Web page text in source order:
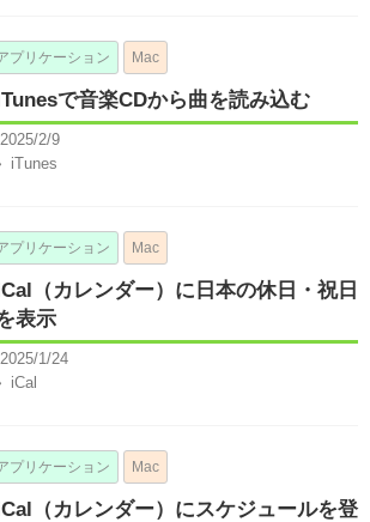
プリケーション Mac
で音楽CDから曲を読み込む
2025/2/9
iTunes
プリケーション Mac
（カレンダー）に日本の休日・祝日
表示
2025/1/24
iCal
プリケーション Mac
（カレンダー）にスケジュールを登